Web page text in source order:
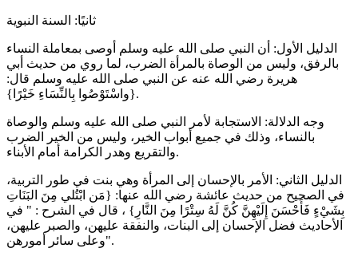
ثانيًا: السنة النبوية
الدليل الأول: أن النبي صلى الله عليه وسلم أوصى بمعاملة النساء
بالرفق، وليس من الوصاة بالمرأة الضرب، لما روي من حديث أبي
هريرة رضي الله عنه عن النبي صلى الله عليه وسلم قال:
{واسْتَوْصُوا بِالنِّسَاءِ خَيْرًا}.
وجه الدلالة: الاستجابة لأمر النبي صلى الله عليه وسلم والوصاة
بالنساء، وذلك في جميع أبواب الخير، وليس من الخير الضرب
والتقريع وهدر الكرامة أمام الأبناء.
الدليل الثاني: الأمر بالإحسان إلى المرأة وهي بنت في طور التربية،
في الصحيح من حديث عائشة رضي الله عنها: {مَن ابْتُلي مِنَ البَنَاتِ
بِشَيْءٍ فَأَحْسَنَ إِلَيْهِنَّ كُنَّ لَهُ سِتْرًا مِنَ النَّارِ} ، قال في الشرح : " في
الأحاديث فضل الإحسان إلى البنات، والنفقة عليهن، والصبر عليهن،
وعلى سائر أمورهن".